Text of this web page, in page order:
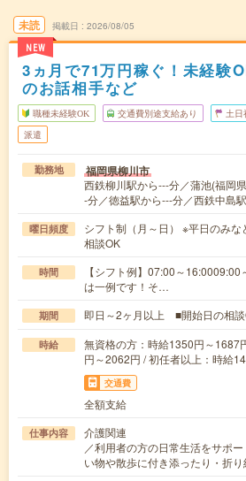
未読
NEW
掲載日 2026/08/05
3ヵ月で71万円稼ぐ！未経験
のお話相手など
職種未経験OK 交通費別途支給あり 土日
派遣
勤務地 福岡県柳川市
西鉄柳川駅から---分／蒲池(福岡
-分／徳益駅から---分／西鉄中島
曜日頻度
シフト制（月～日） ※平日のみ
相談OK
時間
【シフト例】07:00～
は一例です！そ…
期間 即日～2ヶ月以上 ■開始日の相談
時給
無資格の方：時給1350円～1687
円～2062円 / 初任者以上：時給
交通費
全額支給
仕事内容
介護関連
／利用者の方の日常生活をサポ
い物や散歩に付き添ったり・折